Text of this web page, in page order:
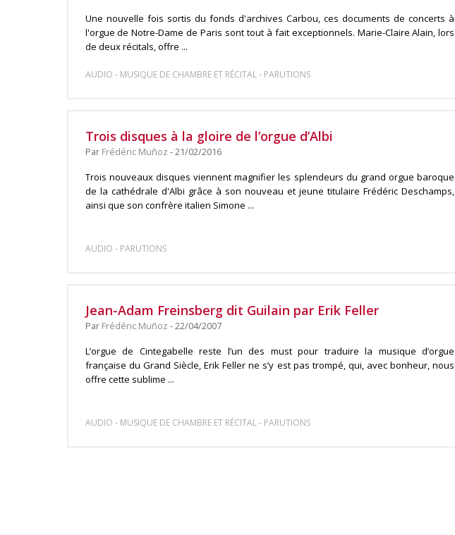
Une nouvelle fois sortis du fonds d'archives Carbou, ces documents de concerts à
l'orgue de Notre-Dame de Paris sont tout à fait exceptionnels. Marie-Claire Alain, lors
de deux récitals, offre ...
AUDIO - MUSIQUE DE CHAMBRE ET RÉCITAL- PARUTIONS
Trois disques à la gloire de l’orgue d’Albi
Par Frédéric Muñoz - 21/02/2016
Trois nouveaux disques viennent magnifier les splendeurs du grand orgue baroque
de la cathédrale d'Albi grâce à son nouveau et jeune titulaire Frédéric Deschamps,
ainsi que son confrère italien Simone ...
AUDIO - PARUTIONS
Jean-Adam Freinsberg dit Guilain par Erik Feller
Par Frédéric Muñoz - 22/04/2007
L’orgue de Cintegabelle reste l’un des must pour traduire la musique d’orgue
française du Grand Siècle, Erik Feller ne s’y est pas trompé, qui, avec bonheur, nous
offre cette sublime ...
AUDIO - MUSIQUE DE CHAMBRE ET RÉCITAL- PARUTIONS